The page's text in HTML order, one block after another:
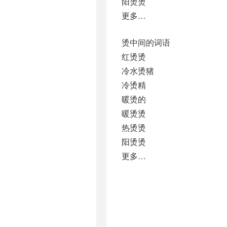
更多…
烫中间的词语
红烫烫
冷水烫猪
冷烫精
暖烫的
暖烫烫
热烫烫
阳烫烫
更多…